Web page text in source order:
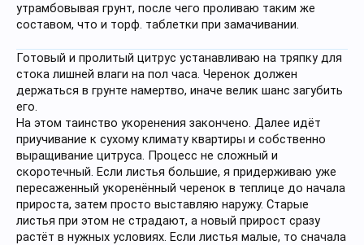
утрамбовывая грунт, после чего проливаю таким же
составом, что и торф. таблетки при замачивании.
Готовый и пролитый цитрус устанавливаю на тряпку для
стока лишней влаги на пол часа. Черенок должен
держаться в грунте намертво, иначе велик шанс загубить
его.
На этом таинство укоренения закончено. Далее идёт
приучивание к сухому климату квартиры и собственно
выращивание цитруса. Процесс не сложный и
скоротечный. Если листья большие, я придерживаю уже
пересаженный укоренённый черенок в теплице до начала
прироста, затем просто выставляю наружу. Старые
листья при этом не страдают, а новый прирост сразу
растёт в нужных условиях. Если листья малые, то сначала